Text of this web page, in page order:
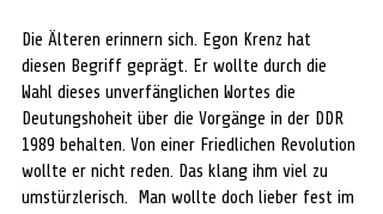
Die Älteren erinnern sich. Egon Krenz hat
diesen Begriff geprägt. Er wollte durch die
Wahl dieses unverfänglichen Wortes die
Deutungshoheit über die Vorgänge in der DDR
1989 behalten. Von einer Friedlichen Revolution
wollte er nicht reden. Das klang ihm viel zu
umstürzlerisch.  Man wollte doch lieber fest im